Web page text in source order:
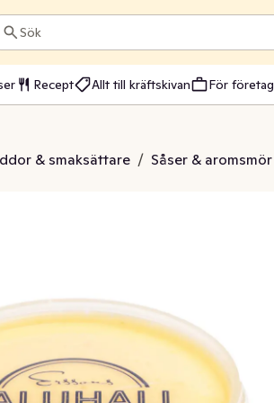
Sök
Recept Allt till kräftskivan För företag
& smaksättare / Såser & aromsmör